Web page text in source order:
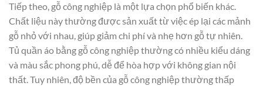
Tiếp theo, gỗ công nghiệp là một lựa chọn phổ biến khác.
Chất liệu này thường được sản xuất từ việc ép lại các mảnh
gỗ nhỏ với nhau, giúp giảm chi phí và nhẹ hơn gỗ tự nhiên.
Tủ quần áo bằng gỗ công nghiệp thường có nhiều kiểu dáng
và màu sắc phong phú, dễ để hòa hợp với không gian nội
thất. Tuy nhiên, độ bền của gỗ công nghiệp thường thấp